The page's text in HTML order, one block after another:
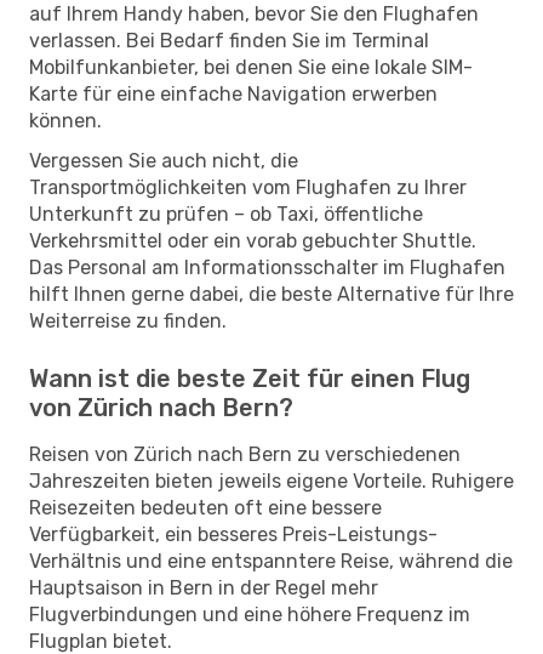
auf Ihrem Handy haben, bevor Sie den Flughafen
verlassen. Bei Bedarf finden Sie im Terminal
Mobilfunkanbieter, bei denen Sie eine lokale SIM-
Karte für eine einfache Navigation erwerben
können.
Vergessen Sie auch nicht, die
Transportmöglichkeiten vom Flughafen zu Ihrer
Unterkunft zu prüfen – ob Taxi, öffentliche
Verkehrsmittel oder ein vorab gebuchter Shuttle.
Das Personal am Informationsschalter im Flughafen
hilft Ihnen gerne dabei, die beste Alternative für Ihre
Weiterreise zu finden.
Wann ist die beste Zeit für einen Flug
von Zürich nach Bern?
Reisen von Zürich nach Bern zu verschiedenen
Jahreszeiten bieten jeweils eigene Vorteile. Ruhigere
Reisezeiten bedeuten oft eine bessere
Verfügbarkeit, ein besseres Preis-Leistungs-
Verhältnis und eine entspanntere Reise, während die
Hauptsaison in Bern in der Regel mehr
Flugverbindungen und eine höhere Frequenz im
Flugplan bietet.